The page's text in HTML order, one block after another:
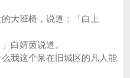
大班椅，说道：「白上
白婧茵说道。
我这个呆在旧城区的凡人能